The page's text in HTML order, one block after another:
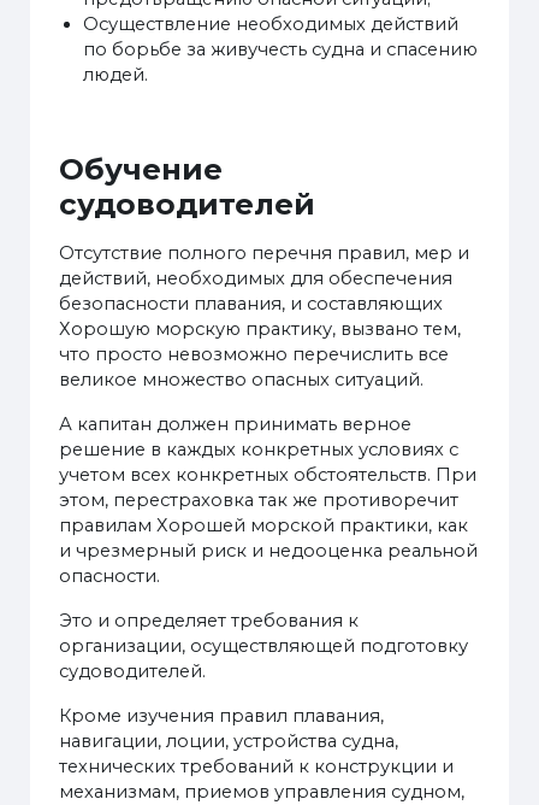
Осуществление необходимых действий
по борьбе за живучесть судна и спасению
людей.
Обучение
судоводителей
Отсутствие полного перечня правил, мер и
действий, необходимых для обеспечения
безопасности плавания, и составляющих
Хорошую морскую практику, вызвано тем,
что просто невозможно перечислить все
великое множество опасных ситуаций.
А капитан должен принимать верное
решение в каждых конкретных условиях с
учетом всех конкретных обстоятельств. При
этом, перестраховка так же противоречит
правилам Хорошей морской практики, как
и чрезмерный риск и недооценка реальной
опасности.
Это и определяет требования к
организации, осуществляющей подготовку
судоводителей.
Кроме изучения правил плавания,
навигации, лоции, устройства судна,
технических требований к конструкции и
механизмам, приемов управления судном,